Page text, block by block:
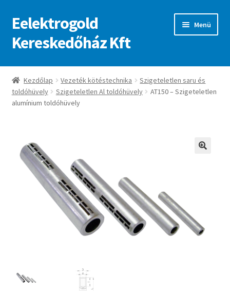
Ugrás
a
navigációhoz
Kilépés
a
tartalomba
Eelektrogold
Kereskedőház Kft
Menü
Kezdőlap
A fiókom
ajanlatkeres
Kezdőlap Vezeték kötéstechnika
Szigeteletlen saru és
toldóhüvely
Szigeteletlen Al toldóhüvely
AT150 – Szigeteletlen
alumínium toldóhüvely